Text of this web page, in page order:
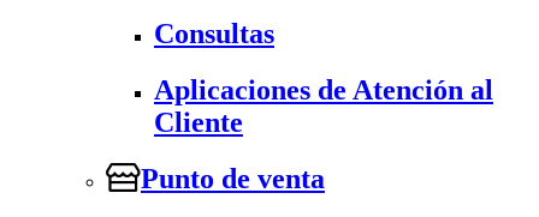
Consultas
Aplicaciones de Atención al
Cliente
Punto de venta